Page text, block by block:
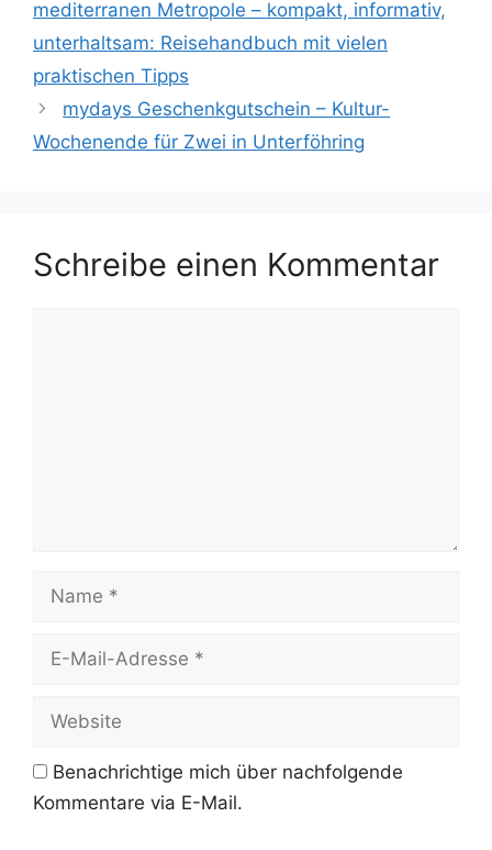
mediterranen Metropole – kompakt, informativ,
unterhaltsam: Reisehandbuch mit vielen
praktischen Tipps
mydays Geschenkgutschein – Kultur-
Wochenende für Zwei in Unterföhring
Schreibe einen Kommentar
Name
Website
Benachrichtige mich über nachfolgende
Kommentare via E-Mail.